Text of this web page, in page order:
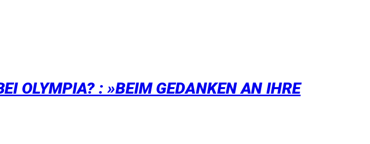
OLYMPIA? : »BEIM GEDANKEN AN IHRE